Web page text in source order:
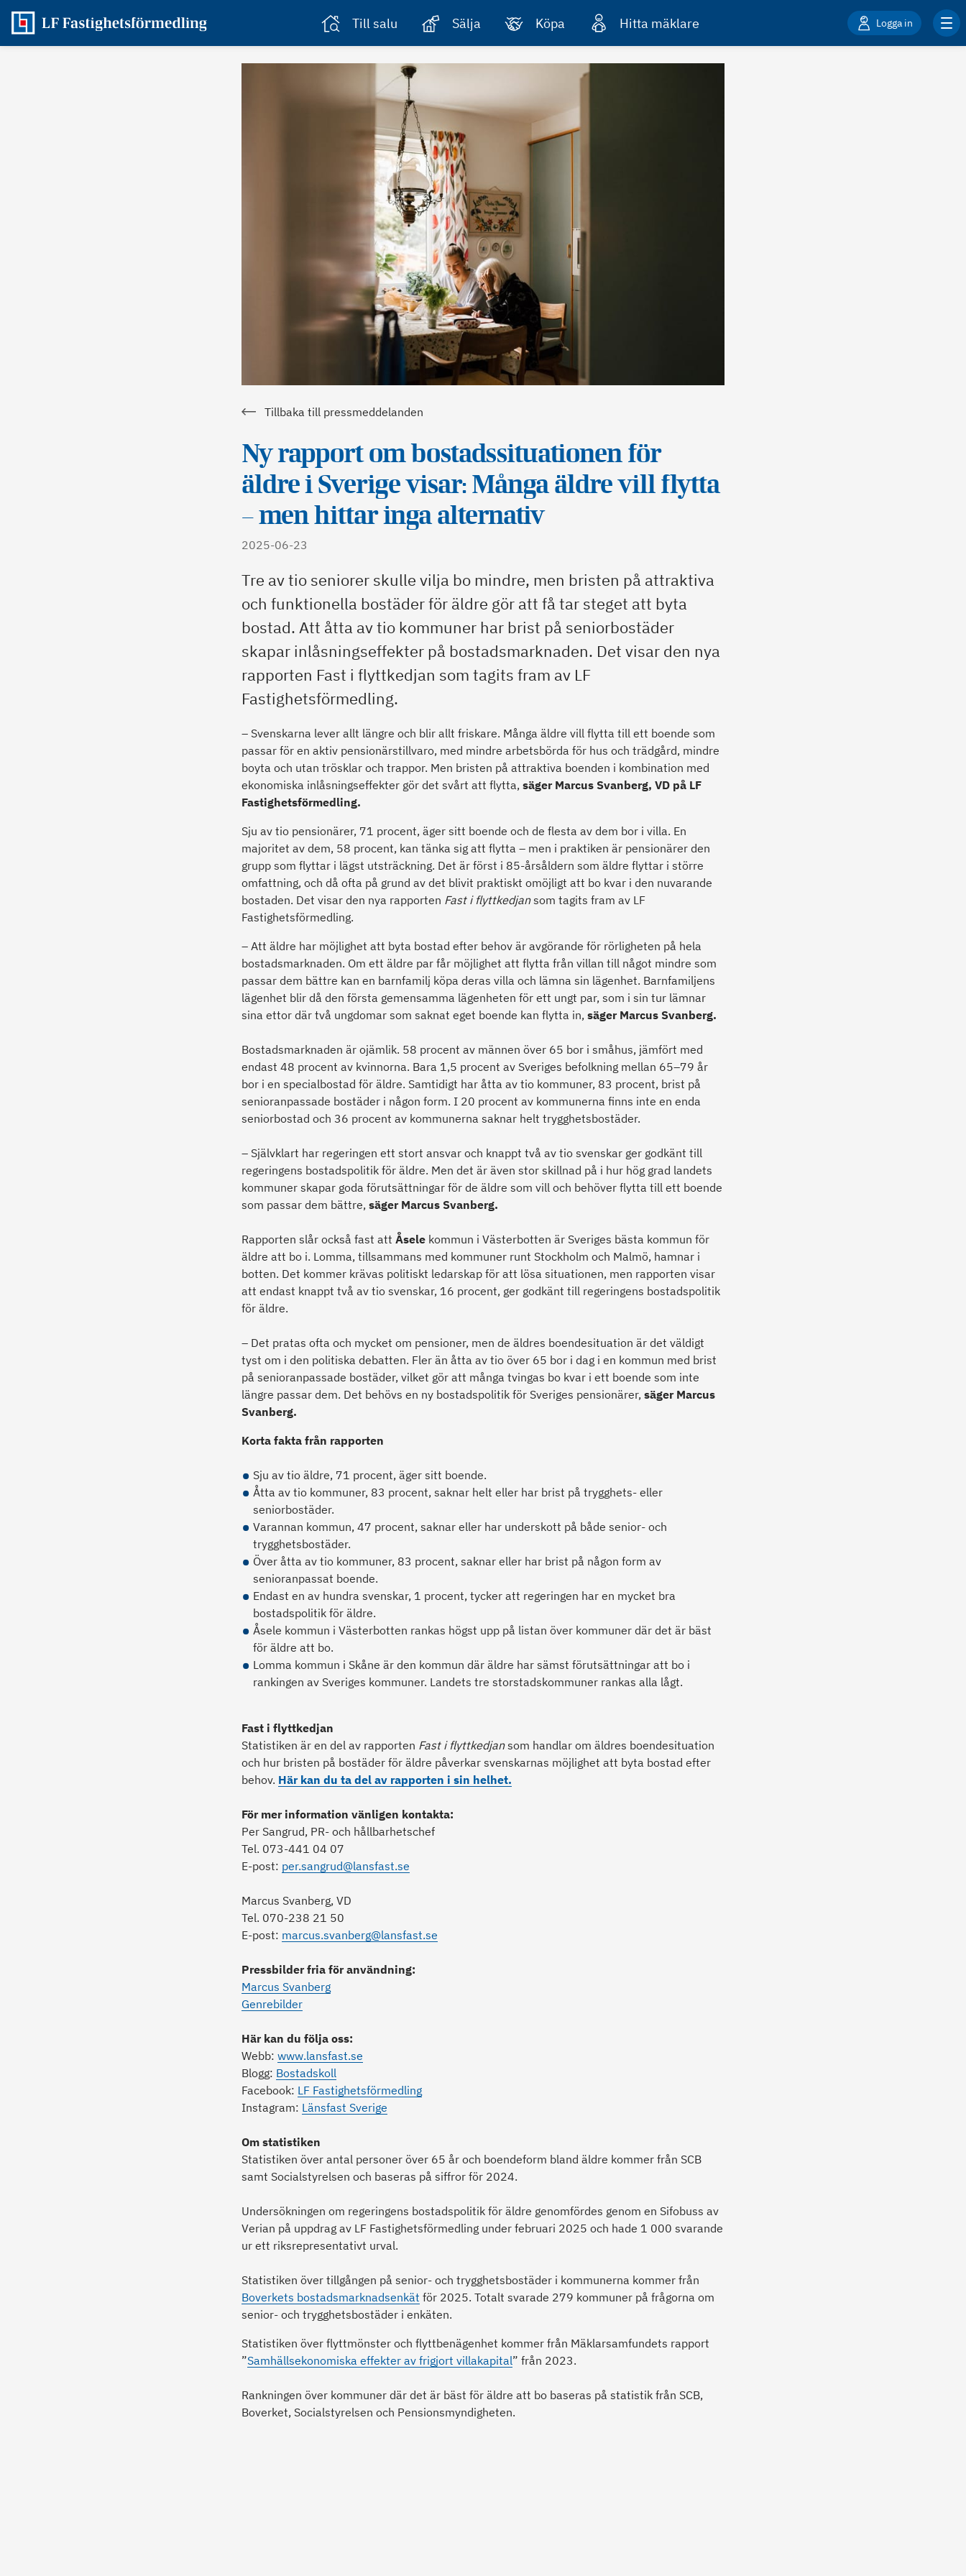
Till salu Sälja Köpa Hitta mäklare Logga in
Tillbaka till pressmeddelanden
Ny rapport om bostadssituationen för
äldre i Sverige visar: Många äldre vill flytta
– men hittar inga alternativ
2025-06-23
Tre av tio seniorer skulle vilja bo mindre, men bristen på attraktiva
och funktionella bostäder för äldre gör att få tar steget att byta
bostad. Att åtta av tio kommuner har brist på seniorbostäder
skapar inlåsningseffekter på bostadsmarknaden. Det visar den nya
rapporten Fast i flyttkedjan som tagits fram av LF
Fastighetsförmedling.
– Svenskarna lever allt längre och blir allt friskare. Många äldre vill flytta till ett boende som
passar för en aktiv pensionärstillvaro, med mindre arbetsbörda för hus och trädgård, mindre
boyta och utan trösklar och trappor. Men bristen på attraktiva boenden i kombination med
ekonomiska inlåsningseffekter gör det svårt att flytta, säger Marcus Svanberg, VD på LF
Fastighetsförmedling.
Sju av tio pensionärer, 71 procent, äger sitt boende och de flesta av dem bor i villa. En
majoritet av dem, 58 procent, kan tänka sig att flytta – men i praktiken är pensionärer den
grupp som flyttar i lägst utsträckning. Det är först i 85-årsåldern som äldre flyttar i större
omfattning, och då ofta på grund av det blivit praktiskt omöjligt att bo kvar i den nuvarande
bostaden. Det visar den nya rapporten Fast i flyttkedjansom tagits fram av LF
Fastighetsförmedling.
– Att äldre har möjlighet att byta bostad efter behov är avgörande för rörligheten på hela
bostadsmarknaden. Om ett äldre par får möjlighet att flytta från villan till något mindre som
passar dem bättre kan en barnfamilj köpa deras villa och lämna sin lägenhet. Barnfamiljens
lägenhet blir då den första gemensamma lägenheten för ett ungt par, som i sin tur lämnar
sina ettor där två ungdomar som saknat eget boende kan flytta in, säger Marcus Svanberg.
Bostadsmarknaden är ojämlik. 58 procent av männen över 65 bor i småhus, jämfört med
endast 48 procent av kvinnorna. Bara 1,5 procent av Sveriges befolkning mellan 65–79 år
bor i en specialbostad för äldre. Samtidigt har åtta av tio kommuner, 83 procent, brist på
senioranpassade bostäder i någon form. I 20 procent av kommunerna finns inte en enda
seniorbostad och 36 procent av kommunerna saknar helt trygghetsbostäder.
– Självklart har regeringen ett stort ansvar och knappt två av tio svenskar ger godkänt till
regeringens bostadspolitik för äldre. Men det är även stor skillnad på i hur hög grad landets
kommuner skapar goda förutsättningar för de äldre som vill och behöver flytta till ett boende
som passar dem bättre, säger Marcus Svanberg.
Rapporten slår också fast att Åsele kommun i Västerbotten är Sveriges bästa kommun för
äldre att bo i. Lomma, tillsammans med kommuner runt Stockholm och Malmö, hamnar i
botten. Det kommer krävas politiskt ledarskap för att lösa situationen, men rapporten visar
att endast knappt två av tio svenskar, 16 procent, ger godkänt till regeringens bostadspolitik
för äldre.
– Det pratas ofta och mycket om pensioner, men de äldres boendesituation är det väldigt
tyst om i den politiska debatten. Fler än åtta av tio över 65 bor i dag i en kommun med brist
på senioranpassade bostäder, vilket gör att många tvingas bo kvar i ett boende som inte
längre passar dem. Det behövs en ny bostadspolitik för Sveriges pensionärer, säger Marcus
Svanberg.
Korta fakta från rapporten
Sju av tio äldre, 71 procent, äger sitt boende.
Åtta av tio kommuner, 83 procent, saknar helt eller har brist på trygghets- eller
seniorbostäder.
Varannan kommun, 47 procent, saknar eller har underskott på både senior- och
trygghetsbostäder.
Över åtta av tio kommuner, 83 procent, saknar eller har brist på någon form av
senioranpassat boende.
Endast en av hundra svenskar, 1 procent, tycker att regeringen har en mycket bra
bostadspolitik för äldre.
Åsele kommun i Västerbotten rankas högst upp på listan över kommuner där det är bäst
för äldre att bo.
Lomma kommun i Skåne är den kommun där äldre har sämst förutsättningar att bo i
rankingen av Sveriges kommuner. Landets tre storstadskommuner rankas alla lågt.
Fast i flyttkedjan
Statistiken är en del av rapporten Fast i flyttkedjansom handlar om äldres boendesituation
och hur bristen på bostäder för äldre påverkar svenskarnas möjlighet att byta bostad efter
behov. Här kan du ta del av rapporten i sin helhet.
För mer information vänligen kontakta:
Per Sangrud, PR- och hållbarhetschef
Tel. 073-441 04 07
E-post: per.sangrud@lansfast.se
Marcus Svanberg, VD
Tel. 070-238 21 50
E-post: marcus.svanberg@lansfast.se
Pressbilder fria för användning:
Marcus Svanberg
Genrebilder
Här kan du följa oss:
Webb: www.lansfast.se
Blogg: Bostadskoll
Facebook: LF Fastighetsförmedling
Instagram: Länsfast Sverige
Om statistiken
Statistiken över antal personer över 65 år och boendeform bland äldre kommer från SCB
samt Socialstyrelsen och baseras på siffror för 2024.
Undersökningen om regeringens bostadspolitik för äldre genomfördes genom en Sifobuss av
Verian på uppdrag av LF Fastighetsförmedling under februari 2025 och hade 1 000 svarande
ur ett riksrepresentativt urval.
Statistiken över tillgången på senior- och trygghetsbostäder i kommunerna kommer från
Boverkets bostadsmarknadsenkät för 2025. Totalt svarade 279 kommuner på frågorna om
senior- och trygghetsbostäder i enkäten.
Statistiken över flyttmönster och flyttbenägenhet kommer från Mäklarsamfundets rapport
”Samhällsekonomiska effekter av frigjort villakapital” från 2023.
Rankningen över kommuner där det är bäst för äldre att bo baseras på statistik från SCB,
Boverket, Socialstyrelsen och Pensionsmyndigheten.